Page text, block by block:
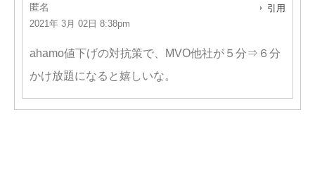
匿名
2021年 3月 02日 8:38pm
引用
ahamo値下げの対抗策で、MVO他社が５分⇒６分
かけ放題になると嬉しいな。